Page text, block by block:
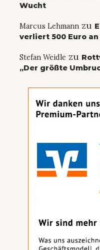
Wucht
Marcus Lehmann zu
verliert 500 Euro
Stefan Weidle zu
„Der größte